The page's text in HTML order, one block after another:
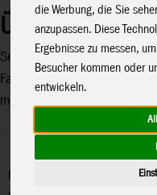
die Werbung, die Sie
anzupassen. Diese
Ergebnisse zu messen,
Besucher kommen oder
entwickeln.
Über Invento
Seit mehr als 30 Jahren
Fantasie. Egal, ob cool und
machen die Träume von
Drachen und Windspiele mit